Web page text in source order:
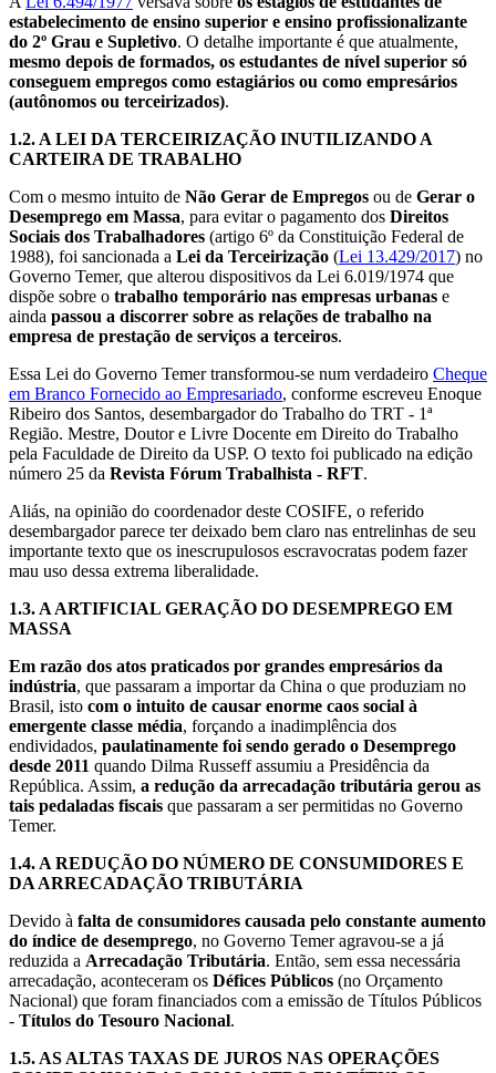
estabelecimento de ensino superior e ensino profissionalizante
do 2º Grau e Supletivo. O detalhe importante é que atualmente,
mesmo depois de formados, os estudantes de nível superior só
conseguem empregos como estagiários ou como empresários
(autônomos ou terceirizados).
1.2. A LEI DA TERCEIRIZAÇÃO INUTILIZANDO A
CARTEIRA DE TRABALHO
Com o mesmo intuito de Não Gerar de Empregos ou de Gerar o
Desemprego em Massa, para evitar o pagamento dos Direitos
Sociais dos Trabalhadores (artigo 6º da Constituição Federal de
1988), foi sancionada a Lei da Terceirização (Lei 13.429/2017) no
Governo Temer, que alterou dispositivos da Lei 6.019/1974 que
dispõe sobre o trabalho temporário nas empresas urbanas e
ainda passou a discorrer sobre as relações de trabalho na
empresa de prestação de serviços a terceiros.
Essa Lei do Governo Temer transformou-se num verdadeiro Cheque
em Branco Fornecido ao Empresariado, conforme escreveu Enoque
Ribeiro dos Santos, desembargador do Trabalho do TRT - 1ª
Região. Mestre, Doutor e Livre Docente em Direito do Trabalho
pela Faculdade de Direito da USP. O texto foi publicado na edição
número 25 da Revista Fórum Trabalhista - RFT.
Aliás, na opinião do coordenador deste COSIFE, o referido
desembargador parece ter deixado bem claro nas entrelinhas de seu
importante texto que os inescrupulosos escravocratas podem fazer
mau uso dessa extrema liberalidade.
1.3. A ARTIFICIAL GERAÇÃO DO DESEMPREGO EM
MASSA
Em razão dos atos praticados por grandes empresários da
indústria, que passaram a importar da China o que produziam no
Brasil, isto com o intuito de causar enorme caos social à
emergente classe média, forçando a inadimplência dos
endividados, paulatinamente foi sendo gerado o Desemprego
desde 2011 quando Dilma Russeff assumiu a Presidência da
República. Assim, a redução da arrecadação tributária gerou as
tais pedaladas fiscais que passaram a ser permitidas no Governo
Temer.
1.4. A REDUÇÃO DO NÚMERO DE CONSUMIDORES E
DA ARRECADAÇÃO TRIBUTÁRIA
Devido à falta de consumidores causada pelo constante aumento
do índice de desemprego, no Governo Temer agravou-se a já
reduzida a Arrecadação Tributária. Então, sem essa necessária
arrecadação, aconteceram os Défices Públicos (no Orçamento
Nacional) que foram financiados com a emissão de Títulos Públicos
- Títulos do Tesouro Nacional.
1.5. AS ALTAS TAXAS DE JUROS NAS OPERAÇÕES